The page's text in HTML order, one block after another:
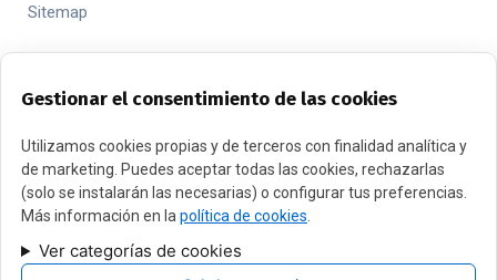
Sitemap
Gestionar el consentimiento de las cookies
Utilizamos cookies propias y de terceros con finalidad analítica y
de marketing. Puedes aceptar todas las cookies, rechazarlas
(solo se instalarán las necesarias) o configurar tus preferencias.
Más información en la política de cookies
Ver categorías de cookies
FINANCIADO POR LA UNIÓN EUROPEA CON EL PROGRAMA
KIT DIGITAL POR LOS FONDOS NEXT GENERATION (EU) DEL
MECANISMO DE RECUPERACIÓN Y RESILENCIA